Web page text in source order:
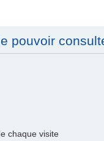
pouvoir
chaque visite